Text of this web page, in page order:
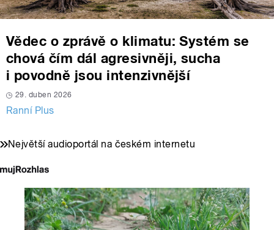
Vědec o zprávě o klimatu: Systém se
chová čím dál agresivněji, sucha
i povodně jsou intenzivnější
29. duben 2026
Ranní Plus
Největší audioportál na českém internetu